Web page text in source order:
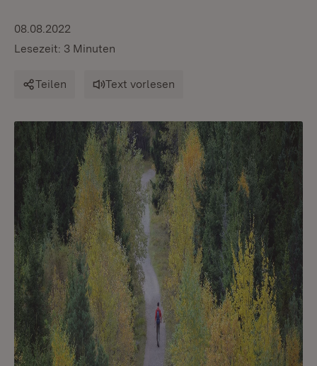
08.08.2022
Lesezeit: 3 Minuten
Teilen Text vorlesen